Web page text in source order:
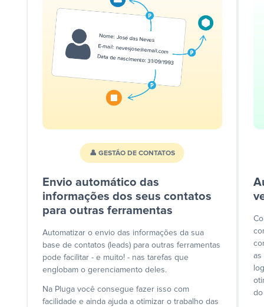
👤 GESTÃO DE CONTATOS
Envio automático das
informações dos seus contatos
para outras ferramentas
Automatizar o envio das informações da sua
base de contatos (leads) para outras ferramentas
pode facilitar - e muito! - nas tarefas que
englobam o gerenciamento deles.
Na Pluga você consegue fazer isso com
facilidade e ainda ajuda a otimizar o trabalho das
as
do